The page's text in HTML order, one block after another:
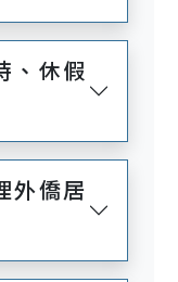
、休假
外僑居